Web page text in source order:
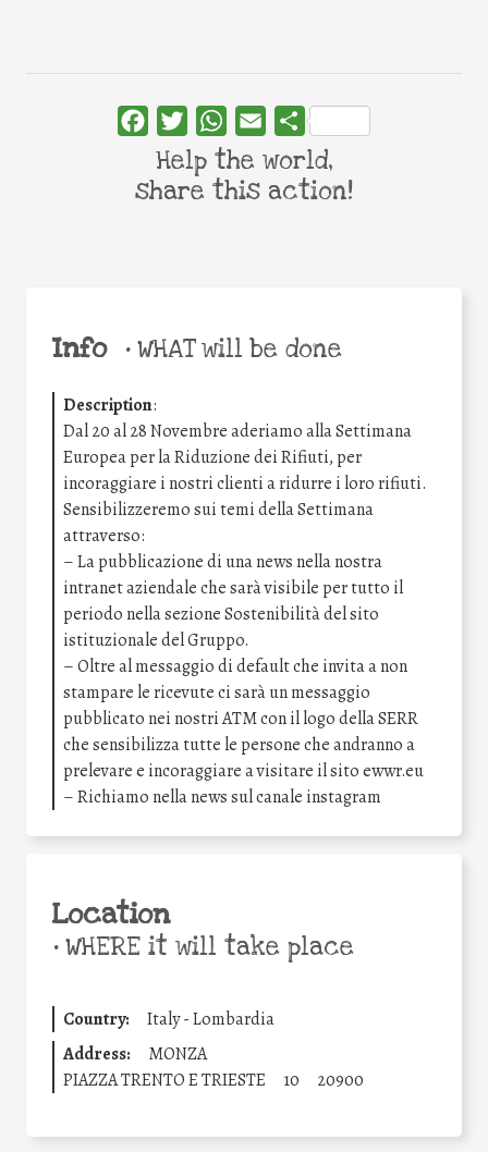
Info •WHAT will be done
Description:
Dal 20 al 28 Novembre aderiamo alla Settimana
Europea per la Riduzione dei Rifiuti, per
incoraggiare i nostri clienti a ridurre i loro rifiuti.
Sensibilizzeremo sui temi della Settimana
attraverso:
– La pubblicazione di una news nella nostra
intranet aziendale che sarà visibile per tutto il
periodo nella sezione Sostenibilità del sito
istituzionale del Gruppo.
– Oltre al messaggio di default che invita a non
stampare le ricevute ci sarà un messaggio
pubblicato nei nostri ATM con il logo della SERR
che sensibilizza tutte le persone che andranno a
prelevare e incoraggiare a visitare il sito ewwr.eu
– Richiamo nella news sul canale instagram
Location
•WHERE it will take place
Country:
Italy - Lombardia
Address:
MONZA
PIAZZA TRENTO E TRIESTE
10 20900
FacebookTwitterWhatsApp
Email Share
Help the world,
share this action!